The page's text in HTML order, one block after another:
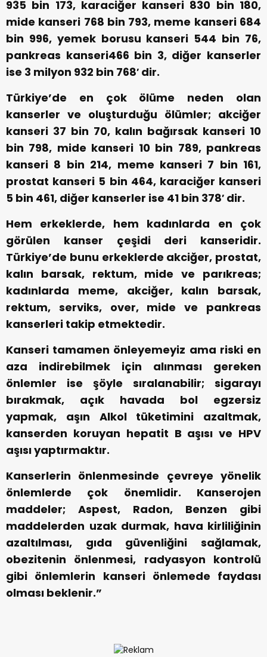
935 bin 173, karaciğer kanseri 830 bin 180,
mide kanseri 768 bin 793, meme kanseri 684
bin 996, yemek borusu kanseri 544 bin 76,
pankreas kanseri466 bin 3, diğer kanserler
ise 3 milyon 932 bin 768′ dir.
Türkiye’de en çok ölüme neden olan
kanserler ve oluşturduğu ölümler; akciğer
kanseri 37 bin 70, kalın bağırsak kanseri 10
bin 798, mide kanseri 10 bin 789, pankreas
kanseri 8 bin 214, meme kanseri 7 bin 161,
prostat kanseri 5 bin 464, karaciğer kanseri
5 bin 461, diğer kanserler ise 41 bin 378′ dir.
Hem erkeklerde, hem kadınlarda en çok
görülen kanser çeşidi deri kanseridir.
Türkiye’de bunu erkeklerde akciğer, prostat,
kalın barsak, rektum, mide ve parıkreas;
kadınlarda meme,
akciğer, kalın barsak,
rektum, serviks, over, mide ve pankreas
kanserleri takip etmektedir.
Kanseri tamamen önleyemeyiz ama riski en
aza indirebilmek için alınması gereken
önlemler ise şöyle sıralanabilir; sigarayı
bırakmak, açık havada bol egzersiz
yapmak, aşın Alkol tüketimini azaltmak,
kanserden koruyan hepatit B aşısı ve HPV
aşısı yaptırmaktır.
Kanserlerin önlenmesinde çevreye yönelik
önlemlerde çok önemlidir. Kanserojen
maddeler; Aspest, Radon, Benzen gibi
maddelerden uzak durmak, hava kirliliğinin
azaltılması, gıda güvenliğini sağlamak,
obezitenin önlenmesi, radyasyon kontrolü
gibi önlemlerin kanseri önlemede faydası
olması beklenir.”